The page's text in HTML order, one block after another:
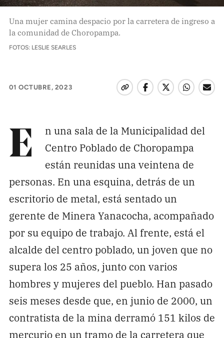
RECIBE NUESTRO BOLETÍN
Enviar
Una mujer camina despacio por la carretera de ingreso a
la comunidad de Choropampa.
FOTOS: LESLIE SEARLES
01 OCTUBRE, 2023
E
n una sala de la Municipalidad del
Centro Poblado de Choropampa
están reunidas una veintena de
personas. En una esquina, detrás de un
escritorio de metal, está sentado un
gerente de Minera Yanacocha, acompañado
por su equipo de trabajo. Al frente, está el
alcalde del centro poblado, un joven que no
supera los 25 años, junto con varios
hombres y mujeres del pueblo. Han pasado
seis meses desde que, en junio de 2000, un
contratista de la mina derramó 151 kilos de
mercurio en un tramo de la carretera que